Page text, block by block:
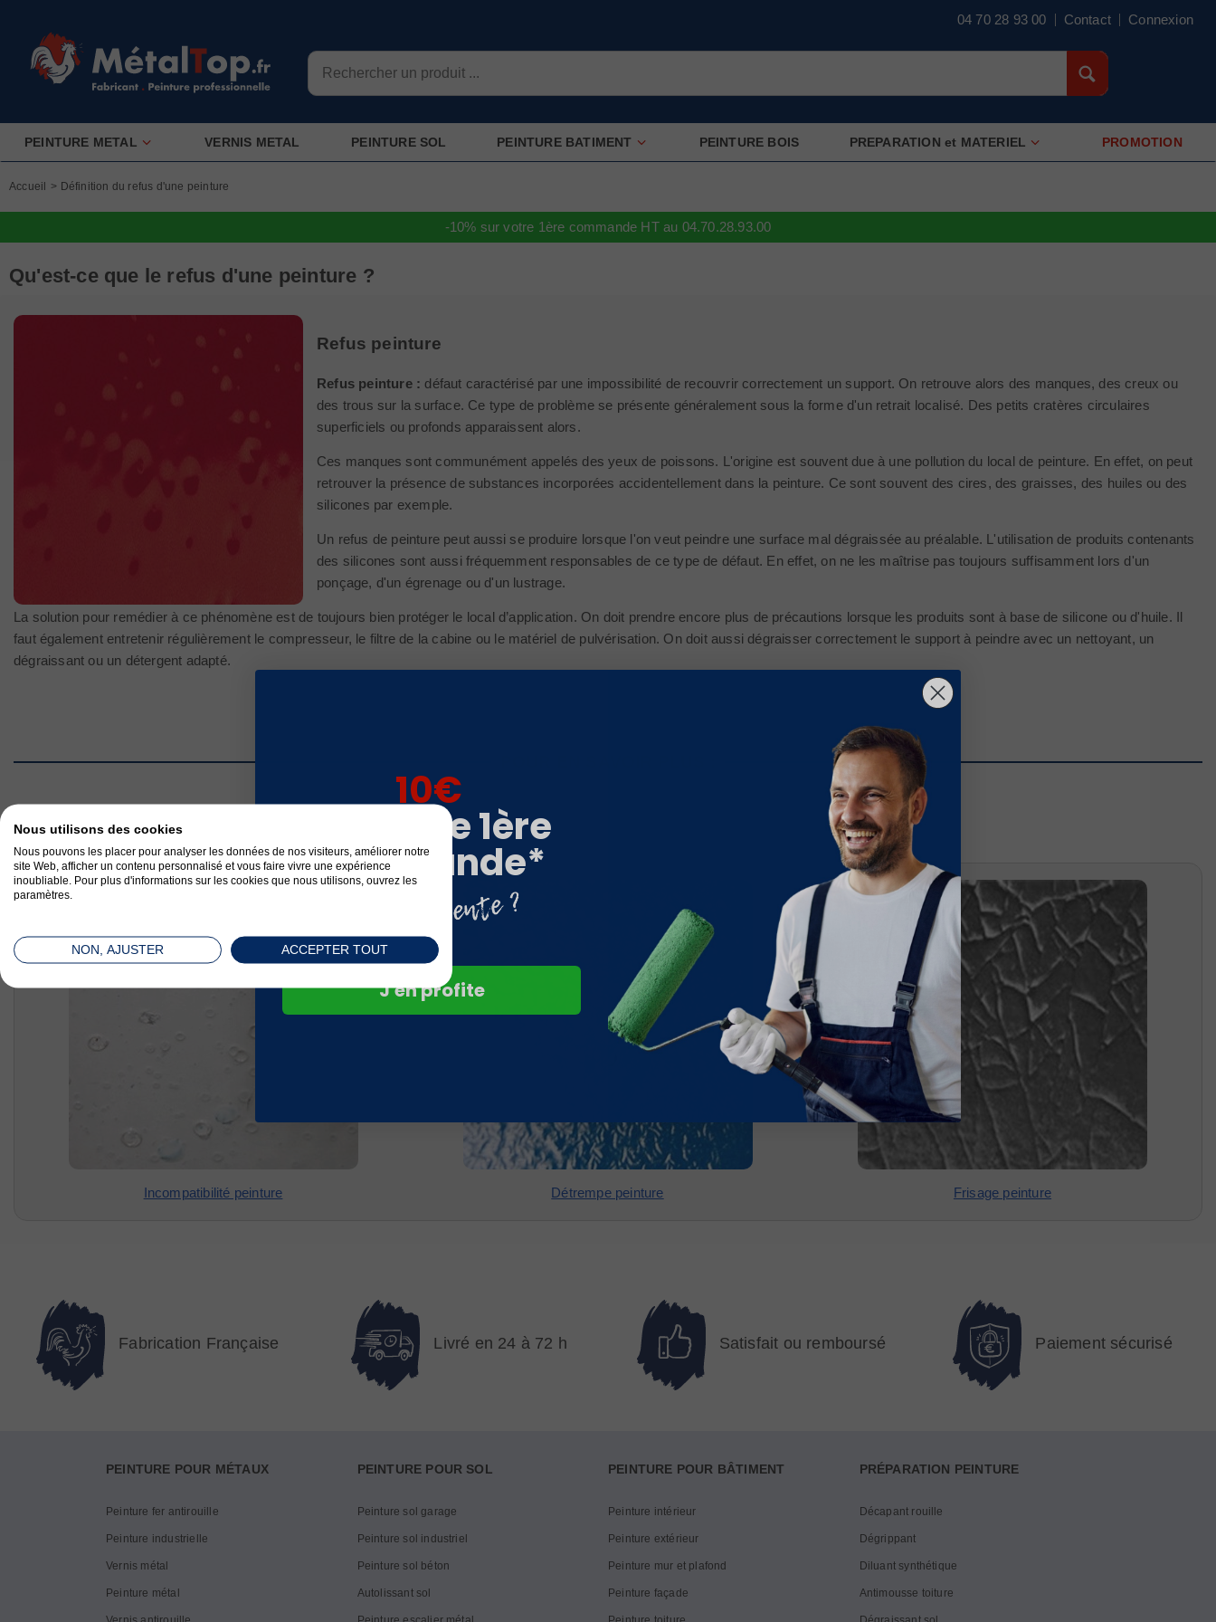
04 70 28 93 00 Contact Connexion
PEINTURE METAL VERNIS METAL PEINTURE SOL PEINTURE BATIMENT PEINTURE BOIS PREPARATION et MATERIEL PROMOTION
Accueil > Définition du refus d'une peinture
-10% sur votre 1ère commande HT au 04.70.28.93.00
Qu'est-ce que le refus d'une peinture ?
Refus peinture
Refus peinture : défaut caractérisé par une impossibilité de recouvrir correctement un support. On retrouve alors des manques, des creux ou
des trous sur la surface. Ce type de problème se présente généralement sous la forme d'un retrait localisé. Des petits cratères circulaires
superficiels ou profonds apparaissent alors.
Ces manques sont communément appelés des yeux de poissons. L'origine est souvent due à une pollution du local de peinture. En effet, on peut
retrouver la présence de substances incorporées accidentellement dans la peinture. Ce sont souvent des cires, des graisses, des huiles ou des
silicones par exemple.
Un refus de peinture peut aussi se produire lorsque l'on veut peindre une surface mal dégraissée au préalable. L'utilisation de produits contenants
des silicones sont aussi fréquemment responsables de ce type de défaut. En effet, on ne les maîtrise pas toujours suffisamment lors d'un
ponçage, d'un égrenage ou d'un lustrage.
La solution pour remédier à ce phénomène est de toujours bien protéger le local d’application. On doit prendre encore plus de précautions lorsque les produits sont à base de silicone ou d'huile. Il
faut également entretenir régulièrement le compresseur, le filtre de la cabine ou le matériel de pulvérisation. On doit aussi dégraisser correctement le support à peindre avec un nettoyant, un
dégraissant ou un détergent adapté.
Incompatibilité peinture Détrempe peinture Frisage peinture
Fabrication Française Livré en 24 à 72 h Satisfait ou remboursé Paiement sécurisé
PEINTURE POUR MÉTAUX
Peinture fer antirouille
Peinture industrielle
Vernis métal
Peinture métal
PEINTURE POUR SOL
Peinture sol garage
Peinture sol industriel
Peinture sol béton
Autolissant sol
PEINTURE POUR BÂTIMENT
Peinture intérieur
Peinture extérieur
Peinture mur et plafond
Peinture façade
PRÉPARATION PEINTURE
Décapant rouille
Dégrippant
Diluant synthétique
Antimousse toiture
Nous utilisons des cookies
Nous pouvons les placer pour analyser les données de nos visiteurs, améliorer notre
site Web, afficher un contenu personnalisé et vous faire vivre une expérience
inoubliable. Pour plus d'informations sur les cookies que nous utilisons, ouvrez les
paramètres.
ACCEPTER TOUT
NON, AJUSTER
10€
sur votre 1ère
commande*
J'en profite